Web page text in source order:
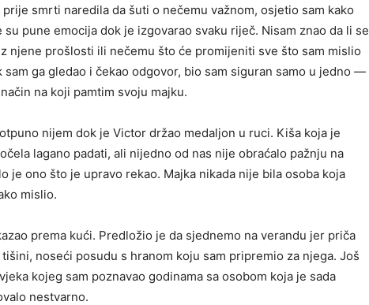
smrti naredila da šuti o nečemu važnom, osjetio sam kako
pune emocija dok je izgovarao svaku riječ. Nisam znao da li se
njene prošlosti ili nečemu što će promijeniti sve što sam mislio
ga gledao i čekao odgovor, bio sam siguran samo u jedno —
na koji pamtim svoju majku.
nijem dok je Victor držao medaljon u ruci. Kiša koja je
lagano padati, ali nijedno od nas nije obraćalo pažnju na
je ono što je upravo rekao. Majka nikada nije bila osoba koja
mislio.
prema kući. Predložio je da sjednemo na verandu jer priča
noseći posudu s hranom koju sam pripremio za njega. Još
kojeg sam poznavao godinama sa osobom koja je sada
nestvarno.